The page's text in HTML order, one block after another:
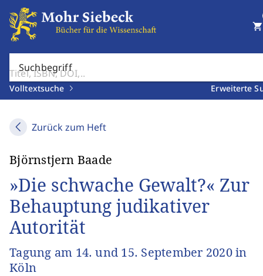
Suchbegriff
Volltextsuche Erweiterte
shopping_cart
Zurück zum Heft
Björnstjern Baade
»Die schwache Gewalt?« Zur
Behauptung judikativer
Autorität
Tagung am 14. und 15. September 2020 in
Köln